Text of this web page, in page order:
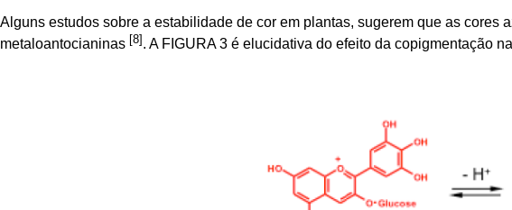
Alguns estudos sobre a estabilidade de cor em plantas, sugerem que as
metaloantocianinas [8]. A FIGURA 3 é elucidativa do efeito da copigmentação